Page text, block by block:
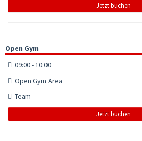
Jetzt buchen
Open Gym
09:00 - 10:00
Open Gym Area
Team
Jetzt buchen